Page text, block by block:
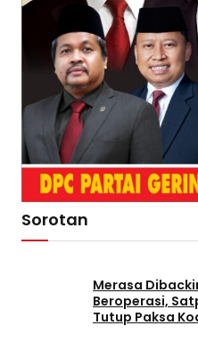
Sorotan
Merasa
Beroperasi,
Tutup Paksa